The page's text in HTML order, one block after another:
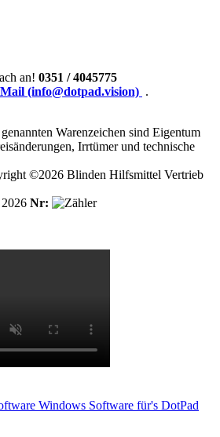
an! 0351 / 4045775
Mail (info@dotpad.vision) .
Warenzeichen sind Eigentum
Irrtümer und technische
©2026 Blinden Hilfsmittel Vertrieb
Nr:
Windows Software für's DotPad